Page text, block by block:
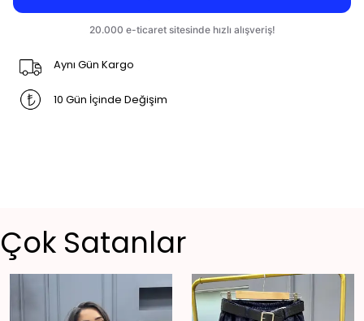
Aynı Gün Kargo
10 Gün İçinde Değişim
Çok Satanlar